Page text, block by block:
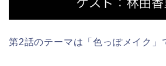
第2話のテーマは「色っぽメイク」